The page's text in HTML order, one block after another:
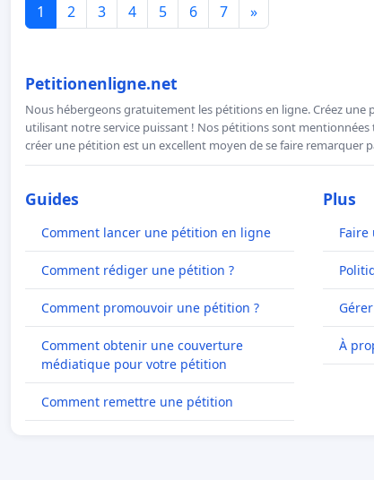
1 2 3 4 5 6 7 »
Petitionenligne.net
Nous hébergeons gratuitement les pétitions en ligne. Créez une
utilisant notre service puissant ! Nos pétitions sont mentionnées
créer une pétition est un excellent moyen de se faire remarquer
Guides
Comment lancer une pétition en ligne
Comment rédiger une pétition ?
Comment promouvoir une pétition ?
Comment obtenir une couverture
médiatique pour votre pétition
Comment remettre une pétition
Plus
À